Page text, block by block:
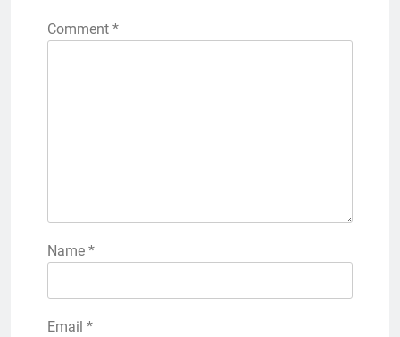
Comment *
Name *
Email *